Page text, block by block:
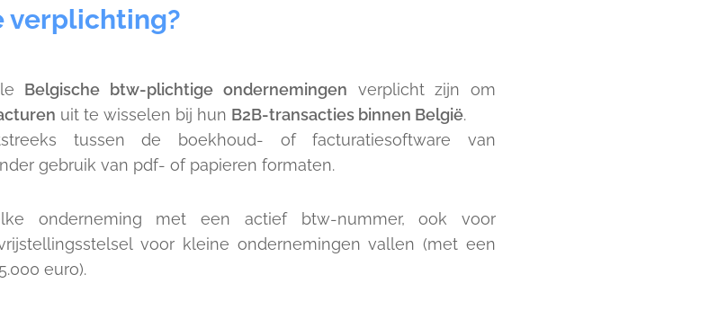
verplichting?
Belgische btw-plichtige ondernemingen verplicht zijn om
uit te wisselen bij hun B2B-transacties binnen België.
tussen de boekhoud- of facturatiesoftware van
gebruik van pdf- of papieren formaten.
onderneming met een actief btw-nummer, ook voor
voor kleine ondernemingen vallen (met een
euro).